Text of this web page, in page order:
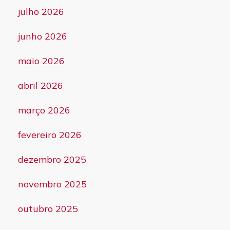
julho 2026
junho 2026
maio 2026
abril 2026
março 2026
fevereiro 2026
dezembro 2025
novembro 2025
outubro 2025